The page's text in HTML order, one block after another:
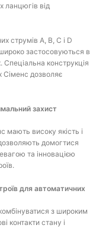
ланцюгів від
струмів A, B, C і D
застосовуються в
Спеціальна конструкція
Сіменс дозволяє
захист
мають високу якість і
дозволяють домогтися
та інновацією
для автоматичних
з широким
контакти стану і